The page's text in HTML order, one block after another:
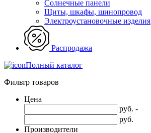
Солнечные панели
Щиты, шкафы, шинопровод
Электроустановочные изделия
Распродажа
Полный каталог
Фильтр товаров
Цена
руб. -
руб.
Производители